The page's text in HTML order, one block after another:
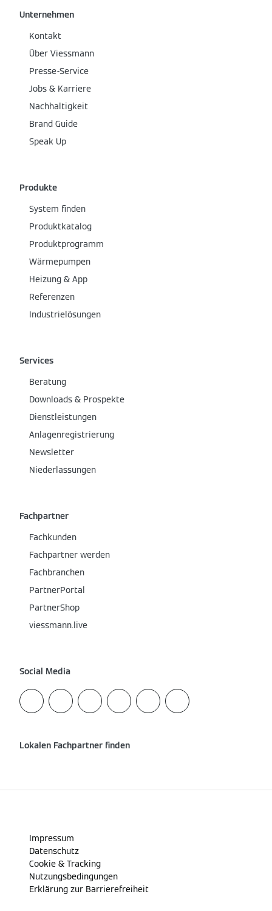
Unternehmen
Kontakt
Über Viessmann
Presse-Service
Jobs & Karriere
Nachhaltigkeit
Brand Guide
Speak Up
Produkte
System finden
Produktkatalog
Produktprogramm
Wärmepumpen
Heizung & App
Referenzen
Industrielösungen
Services
Beratung
Downloads & Prospekte
Dienstleistungen
Anlagenregistrierung
Newsletter
Niederlassungen
Fachpartner
Fachkunden
Fachpartner werden
Fachbranchen
PartnerPortal
PartnerShop
viessmann.live
Social Media
Lokalen Fachpartner finden
Impressum
Datenschutz
Cookie & Tracking
Nutzungsbedingungen
Erklärung zur Barrierefreiheit